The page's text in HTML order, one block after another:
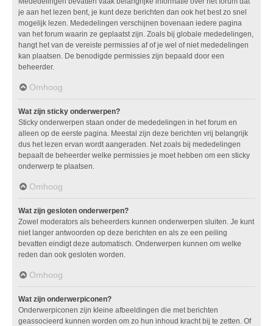
je aan het lezen bent, je kunt deze berichten dan ook het best zo snel
mogelijk lezen. Mededelingen verschijnen bovenaan iedere pagina
van het forum waarin ze geplaatst zijn. Zoals bij globale mededelingen,
hangt het van de vereiste permissies af of je wel of niet mededelingen
kan plaatsen. De benodigde permissies zijn bepaald door een
beheerder.
Omhoog
Wat zijn sticky onderwerpen?
Sticky onderwerpen staan onder de mededelingen in het forum en
alleen op de eerste pagina. Meestal zijn deze berichten vrij belangrijk
dus het lezen ervan wordt aangeraden. Net zoals bij mededelingen
bepaalt de beheerder welke permissies je moet hebben om een sticky
onderwerp te plaatsen.
Omhoog
Wat zijn gesloten onderwerpen?
Zowel moderators als beheerders kunnen onderwerpen sluiten. Je kunt
niet langer antwoorden op deze berichten en als ze een peiling
bevatten eindigt deze automatisch. Onderwerpen kunnen om welke
reden dan ook gesloten worden.
Omhoog
Wat zijn onderwerpiconen?
Onderwerpiconen zijn kleine afbeeldingen die met berichten
geassocieerd kunnen worden om zo hun inhoud kracht bij te zetten. Of